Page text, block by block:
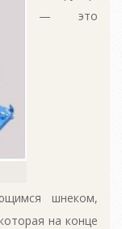
— это
шнеком,
на конце